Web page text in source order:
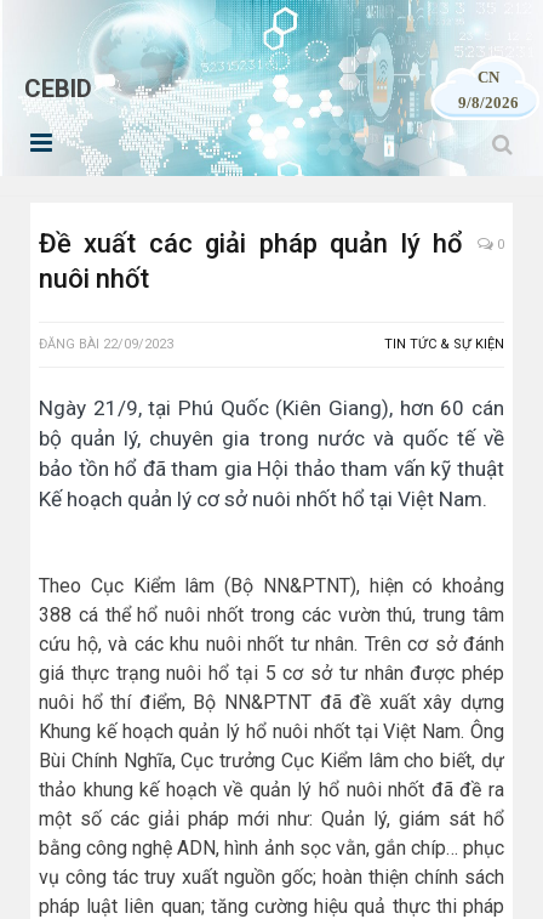
CEBID
CN
9/8/2026
Đề xuất các giải pháp quản lý hổ
nuôi nhốt
0
ĐĂNG BÀI 22/09/2023 TIN TỨC & SỰ KIỆN
Ngày 21/9, tại Phú Quốc (Kiên Giang), hơn 60 cán
bộ quản lý, chuyên gia trong nước và quốc tế về
bảo tồn hổ đã tham gia Hội thảo tham vấn kỹ thuật
Kế hoạch quản lý cơ sở nuôi nhốt hổ tại Việt Nam.
Theo Cục Kiểm lâm (Bộ NN&PTNT), hiện có khoảng
388 cá thể hổ nuôi nhốt trong các vườn thú, trung tâm
cứu hộ, và các khu nuôi nhốt tư nhân. Trên cơ sở đánh
giá thực trạng nuôi hổ tại 5 cơ sở tư nhân được phép
nuôi hổ thí điểm, Bộ NN&PTNT đã đề xuất xây dựng
Khung kế hoạch quản lý hổ nuôi nhốt tại Việt Nam. Ông
Bùi Chính Nghĩa, Cục trưởng Cục Kiểm lâm cho biết, dự
thảo khung kế hoạch về quản lý hổ nuôi nhốt đã đề ra
một số các giải pháp mới như: Quản lý, giám sát hổ
bằng công nghệ ADN, hình ảnh sọc vằn, gắn chíp… phục
vụ công tác truy xuất nguồn gốc; hoàn thiện chính sách
pháp luật liên quan; tăng cường hiệu quả thực thi pháp